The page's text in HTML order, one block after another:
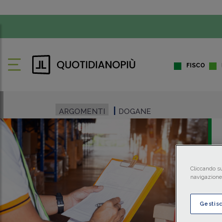
FISCO
ARGOMENTI DOGANE
Cliccando